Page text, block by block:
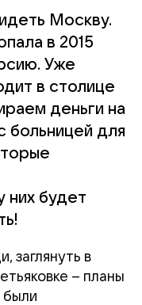
Москву.
в 2015
Уже
в столице
деньги на
больницей для
них будет
заглянуть в
– планы
были